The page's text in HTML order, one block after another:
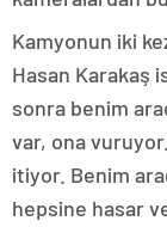
Kamyonun iki
Hasan Karakaş
sonra benim
var, ona
itiyor. Benim
hepsine hasar